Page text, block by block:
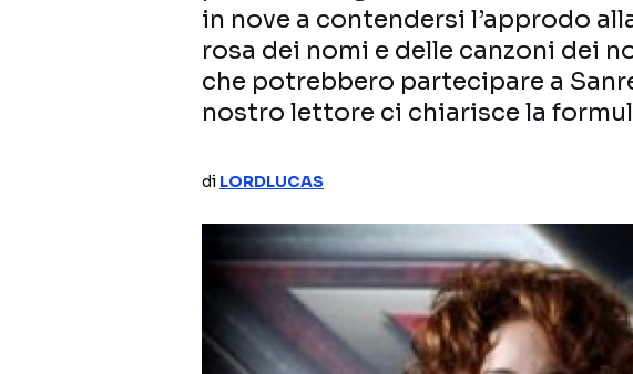
in nove a contendersi l’approdo
rosa dei nomi e delle canzoni dei
che potrebbero partecipare a
nostro lettore ci chiarisce la
di LORDLUCAS